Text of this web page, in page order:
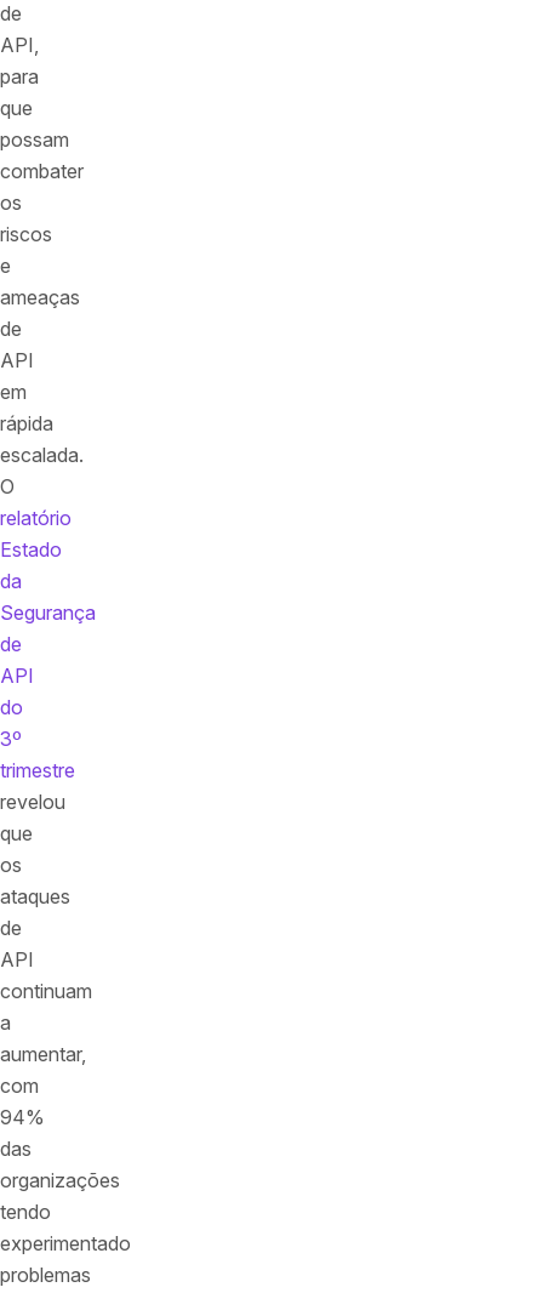
de
API,
para
que
possam
combater
os
riscos
e
ameaças
de
API
em
rápida
escalada.
O
relatório
Estado
da
Segurança
de
API
do
3º
trimestre
revelou
que
os
ataques
de
API
continuam
a
aumentar,
com
94%
das
organizações
tendo
experimentado
problemas